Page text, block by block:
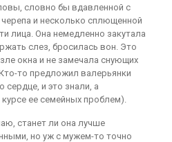
словно бы вдавленной с
и несколько сплющенной
лица. Она немедленно закутала
слез, бросилась вон. Это
окна и не замечала снующих
то предложил валерьянки
и это знали, а
ее семейных проблем).
станет ли она лучше
но уж с мужем-то точно